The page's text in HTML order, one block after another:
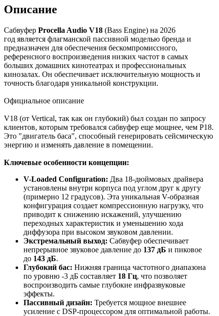
Описание
Сабвуфер Procella Audio V18 (Bass Engine) на 2026
год является флагманской пассивной моделью бренда и
предназначен для обеспечения бескомпромиссного,
референсного воспроизведения низких частот в самых
больших домашних кинотеатрах и профессиональных
кинозалах. Он обеспечивает исключительную мощность и
точность благодаря уникальной конструкции.
Официальное описание
V18 (от Vertical, так как он глубокий) был создан по запросу
клиентов, которым требовался сабвуфер еще мощнее, чем P18.
Это "двигатель баса", способный генерировать сейсмическую
энергию и изменять давление в помещении.
Ключевые особенности концепции:
V-Loaded Configuration: Два 18-дюймовых драйвера
установлены внутри корпуса под углом друг к другу
(примерно 12 градусов). Эта уникальная V-образная
конфигурация создает компрессионную нагрузку, что
приводит к снижению искажений, улучшению
переходных характеристик и уменьшению хода
диффузора при высоком звуковом давлении.
Экстремальный выход: Сабвуфер обеспечивает
непрерывное звуковое давление до 137 дБ и пиковое
до 143 дБ.
Глубокий бас: Нижняя граница частотного диапазона
по уровню -3 дБ составляет 18 Гц, что позволяет
воспроизводить самые глубокие инфразвуковые
эффекты.
Пассивный дизайн: Требуется мощное внешнее
усиление с DSP-процессором для оптимальной работы.